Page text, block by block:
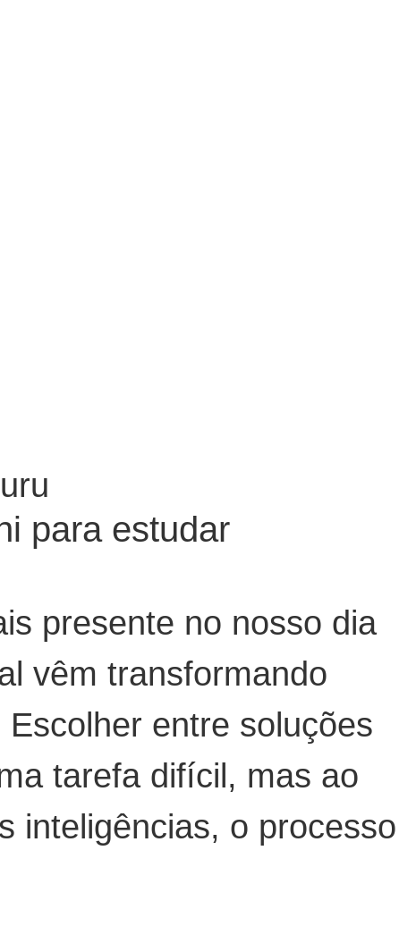
para estudar
presente no nosso dia
vêm transformando
entre soluções
tarefa difícil, mas ao
inteligências, o processo